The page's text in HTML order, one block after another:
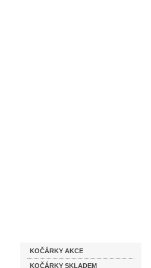
KOČÁRKY AKCE
KOČÁRKY SKLADEM